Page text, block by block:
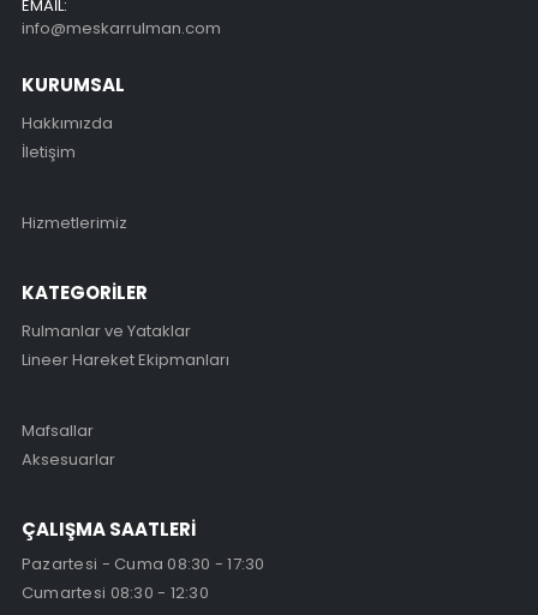
EMAIL:
info@meskarrulman.com
KURUMSAL
Hakkımızda
İletişim
Hizmetlerimiz
KATEGORİLER
Rulmanlar ve Yataklar
Lineer Hareket Ekipmanları
Mafsallar
Aksesuarlar
ÇALIŞMA SAATLERİ
Pazartesi - Cuma 08:30 - 17:30
Cumartesi 08:30 - 12:30